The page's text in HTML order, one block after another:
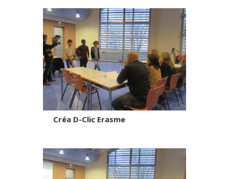
Créa D-Clic Erasme